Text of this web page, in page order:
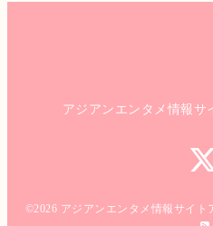
アジアンエンタメ情報サ
©2026 アジアンエンタメ情報サイト